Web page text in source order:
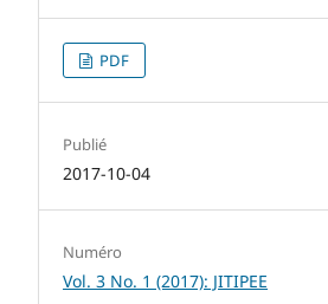
PDF
Publié
2017-10-04
Numéro
Vol. 3 No. 1 (2017): JITIPEE